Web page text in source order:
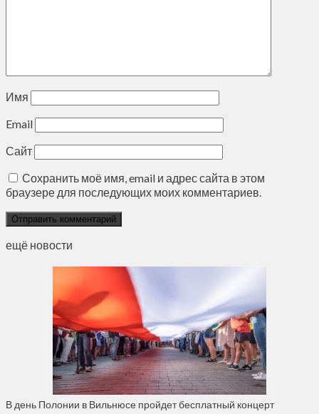
Имя
Email
Сайт
Сохранить моё имя, email и адрес сайта в этом
браузере для последующих моих комментариев.
ещё новости
В день Полонии в Вильнюсе пройдет бесплатный концерт